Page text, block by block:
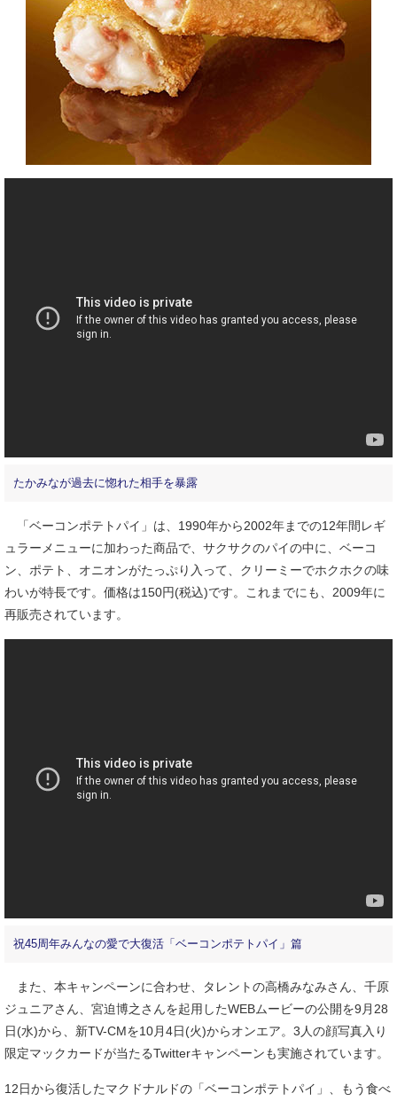
たかみなが過去に惚れた相手を暴露
「ベーコンポテトパイ」は、1990年から2002年までの12年間レギ
ュラーメニューに加わった商品で、サクサクのパイの中に、ベーコ
ン、ポテト、オニオンがたっぷり入って、クリーミーでホクホクの味
わいが特長です。価格は150円(税込)です。これまでにも、2009年に
再販売されています。
祝45周年みんなの愛で大復活「ベーコンポテトパイ」篇
また、本キャンペーンに合わせ、タレントの高橋みなみさん、千原
ジュニアさん、宮迫博之さんを起用したWEBムービーの公開を9月28
日(水)から、新TV-CMを10月4日(火)からオンエア。3人の顔写真入り
限定マックカードが当たるTwitterキャンペーンも実施されています。
12日から復活したマクドナルドの「ベーコンポテトパイ」、もう食べ